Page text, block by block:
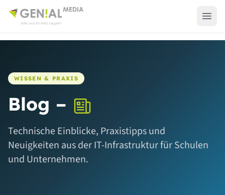
WISSEN & PRAXIS
Blog –
Technische Einblicke, Praxistipps und
Neuigkeiten aus der IT-Infrastruktur für Schulen
und Unternehmen.